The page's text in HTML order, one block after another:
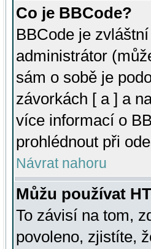
Co je BBCode?
BBCode je
administrátor
sám o sobě je
závorkách [ a ] a
více informací o
prohlédnout při
Návrat nahoru
Můžu používat
To závisí na tom,
povoleno, zjistíte,